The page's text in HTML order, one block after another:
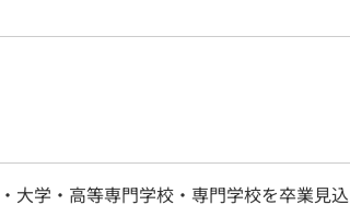
大学・高等専門学校・専門学校を卒業見込